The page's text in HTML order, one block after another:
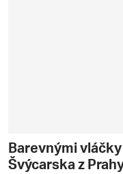
Barevnými
Švýcarska z